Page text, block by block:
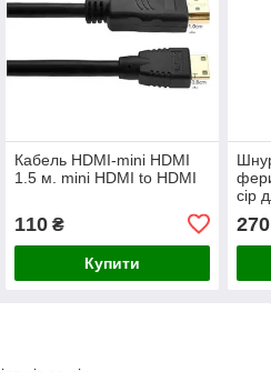
Кабель HDMI-mini HDMI
1.5 м. mini HDMI to HDMI
110₴
Купити
сір
270